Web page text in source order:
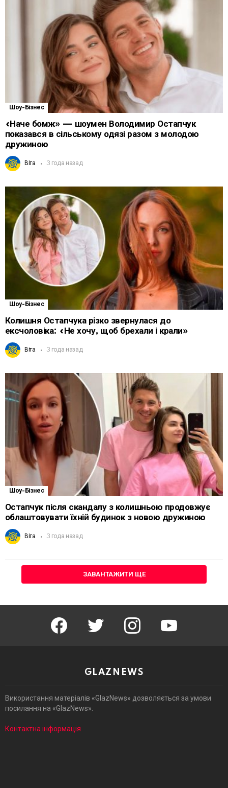
Шоу-Бізнес
«Наче бомж» — шоумен Володимир Остапчук
показався в сільському одязі разом з молодою
дружиною
Віта 3 года назад
Шоу-Бізнес
Колишня Остапчука різко звернулася до
ексчоловіка: «Не хочу, щоб брехали і крали»
Віта 3 года назад
Шоу-Бізнес
Остапчук після скандалу з колишньою продовжує
облаштовувати їхній будинок з новою дружиною
Віта 3 года назад
ЗАВАНТАЖИТИ ЩЕ
facebook twitter instagram youtube
GLAZNEWS
Використання матеріалів «GlazNews» дозволяється за умови
посилання на «GlazNews».
Контактна інформація